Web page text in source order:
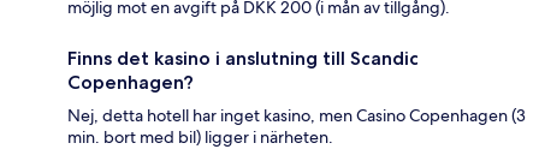
möjlig mot en avgift på DKK 200 (i mån av tillgång).
Finns det kasino i anslutning till Scandic
Copenhagen?
Nej, detta hotell har inget kasino, men Casino Copenhagen (3
min. bort med bil) ligger i närheten.